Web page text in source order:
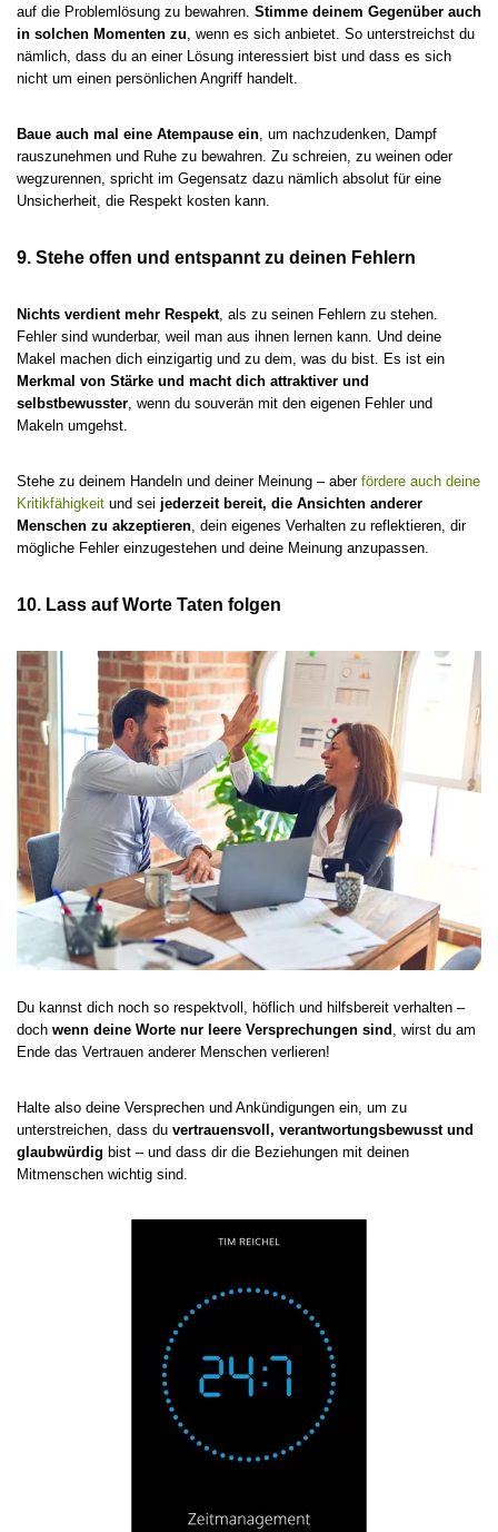
auf die Problemlösung zu bewahren. Stimme deinem Gegenüber auch
in solchen Momenten zu , wenn es sich anbietet. So unterstreichst du
nämlich, dass du an einer Lösung interessiert bist und dass es sich
nicht um einen persönlichen Angriff handelt.
Baue auch mal eine Atempause ein , um nachzudenken, Dampf
rauszunehmen und Ruhe zu bewahren. Zu schreien, zu weinen oder
wegzurennen, spricht im Gegensatz dazu nämlich absolut für eine
Unsicherheit, die Respekt kosten kann.
9. Stehe offen und entspannt zu deinen Fehlern
Nichts verdient mehr Respekt, als zu seinen Fehlern zu stehen.
Fehler sind wunderbar, weil man aus ihnen lernen kann. Und deine
Makel machen dich einzigartig und zu dem, was du bist. Es ist ein
Merkmal von Stärke und macht dich attraktiver und
selbstbewusster , wenn du souverän mit den eigenen Fehler und
Makeln umgehst.
Stehe zu deinem Handeln und deiner Meinung – aber fördere auch deine
Kritikfähigkeit und sei jederzeit bereit, die Ansichten anderer
Menschen zu akzeptieren , dein eigenes Verhalten zu reflektieren, dir
mögliche Fehler einzugestehen und deine Meinung anzupassen.
10. Lass auf Worte Taten folgen
Du kannst dich noch so respektvoll, höflich und hilfsbereit verhalten –
doch wenn deine Worte nur leere Versprechungen sind , wirst du am
Ende das Vertrauen anderer Menschen verlieren!
Halte also deine Versprechen und Ankündigungen ein, um zu
unterstreichen, dass du vertrauensvoll, verantwortungsbewusst und
glaubwürdig bist – und dass dir die Beziehungen mit deinen
Mitmenschen wichtig sind.